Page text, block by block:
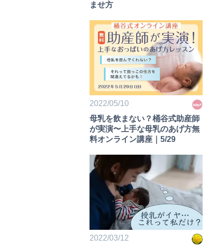
ませ方
2022/05/10
母乳を飲まない？桶谷式助産師
が実演〜上手な母乳のあげ方無
料オンライン講座｜5/29
2022/03/12